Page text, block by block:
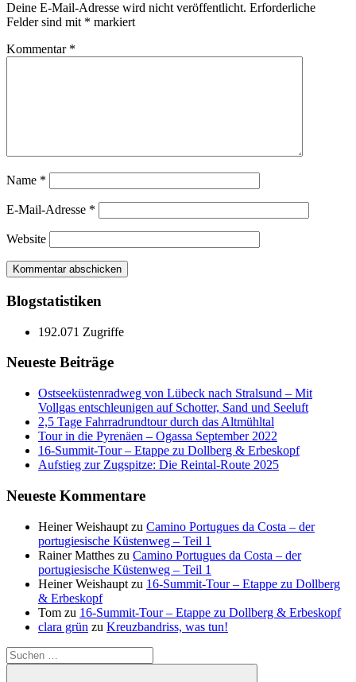
Deine E-Mail-Adresse wird nicht veröffentlicht. Erforderliche
Felder sind mit * markiert
Kommentar *
Name *
E-Mail-Adresse *
Website
Blogstatistiken
192.071 Zugriffe
Neueste Beiträge
Ostseeküstenradweg von Lübeck nach Stralsund – Mit
Vollgas entschleunigen auf Schotter, Sand und Seeluft
2,5 Tage Fahrradrundtour durch das Altmühltal
Tour in die Pyrenäen – Ogassa September 2022
16‑Summit‑Tour – Etappe zu Dollberg & Erbeskopf
Aufstieg zur Zugspitze: Die Reintal-Route 2025
Neueste Kommentare
Heiner Weishaupt zu Camino Portugues da Costa – der
portugiesische Küstenweg – Teil 1
Rainer Matthes zu Camino Portugues da Costa – der
portugiesische Küstenweg – Teil 1
Heiner Weishaupt zu 16‑Summit‑Tour – Etappe zu Dollberg
& Erbeskopf
Tom zu 16‑Summit‑Tour – Etappe zu Dollberg & Erbeskopf
clara grün zu Kreuzbandriss, was tun!
Suchen
nach: